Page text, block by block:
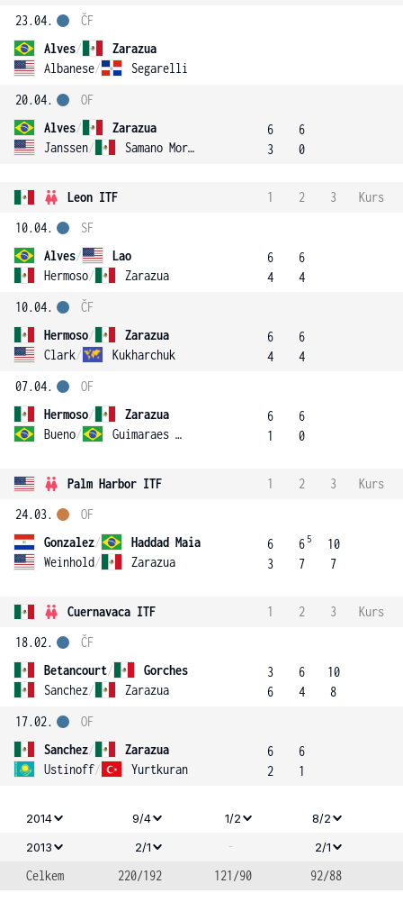
23.04.
Alves/
Zarazua
Albanese/ Segarelli
ČF
20.04.
Alves/
Zarazua
Janssen/ Samano Moreno
OF
6
3
6
0
Leon ITF 1 2 3
Kurs
10.04.
Alves/
Lao
Hermoso/ Zarazua
SF
6
4
6
4
10.04.
Hermoso/
Zarazua
Clark/ Kukharchuk
ČF
6
4
6
4
07.04.
Hermoso/
Zarazua
Bueno/ Guimaraes Bueno
OF
6
1
6
0
Palm Harbor ITF 1 2 3
Kurs
24.03.
Gonzalez/
Haddad Maia
Weinhold/ Zarazua
OF
6
3
6 5
7
10
7
Cuernavaca ITF 1 2 3
Kurs
18.02.
Betancourt/
Gorches
Sanchez/ Zarazua
ČF
3
6
6
4
10
8
17.02.
Sanchez/
Zarazua
Ustinoff/ Yurtkuran
OF
6
2
6
1
2014 9/4 1/2
8/2
2013
2/1 - 2/1
Celkem 220/192 121/90 92/88